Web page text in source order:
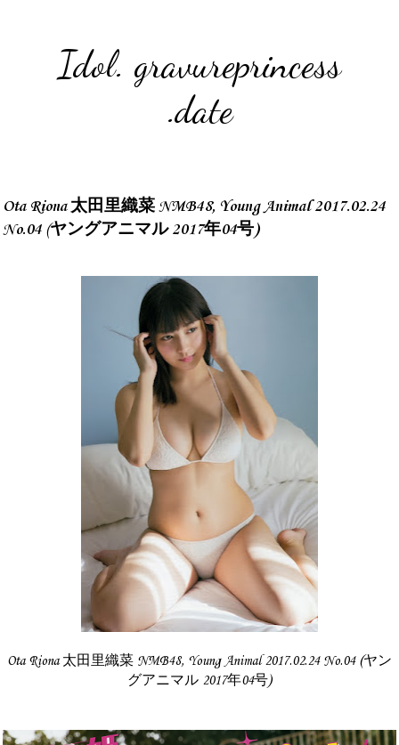
Idol. gravureprincess
.date
Ota Riona 太田里織菜 NMB48, Young Animal 2017.02.24
No.04 (ヤングアニマル 2017年04号)
Ota Riona 太田里織菜 NMB48, Young Animal 2017.02.24 No.04 (ヤン
グアニマル 2017年04号)